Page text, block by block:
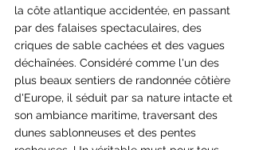
la côte atlantique accidentée, en passant
par des falaises spectaculaires, des
criques de sable cachées et des vagues
déchaînées. Considéré comme l'un des
plus beaux sentiers de randonnée côtière
d'Europe, il séduit par sa nature intacte et
son ambiance maritime, traversant des
dunes sablonneuses et des pentes